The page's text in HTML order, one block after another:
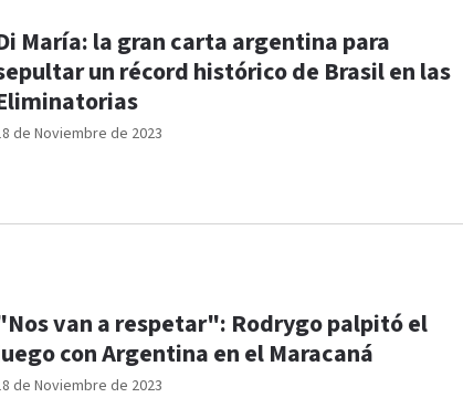
de Noviembre de 2023
María: la gran carta argentina para
un récord histórico de Brasil en las
de Noviembre de 2023
van a respetar": Rodrygo palpitó el
con Argentina en el Maracaná